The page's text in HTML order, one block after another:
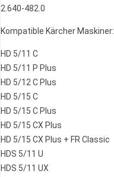
2.640-482.0
Kompatible Kärcher Maskiner:
HD 5/11 C
HD 5/11 P Plus
HD 5/12 C Plus
HD 5/15 C
HD 5/15 C Plus
HD 5/15 CX Plus
HD 5/15 CX Plus + FR Classic
HDS 5/11 U
HDS 5/11 UX